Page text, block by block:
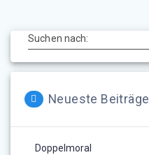
Suchen nach:
Neueste Beiträge
Doppelmoral